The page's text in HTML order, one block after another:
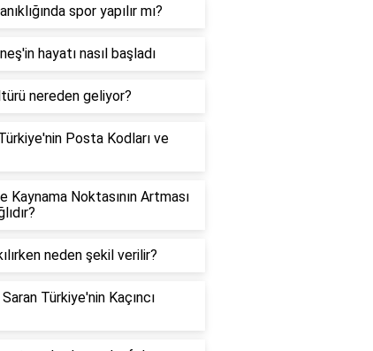
spor yapılır mı?
hayatı nasıl başladı
nereden geliyor?
Posta Kodları ve
Kaynama Noktasının Artması
neden şekil verilir?
Türkiye'nin Kaçıncı